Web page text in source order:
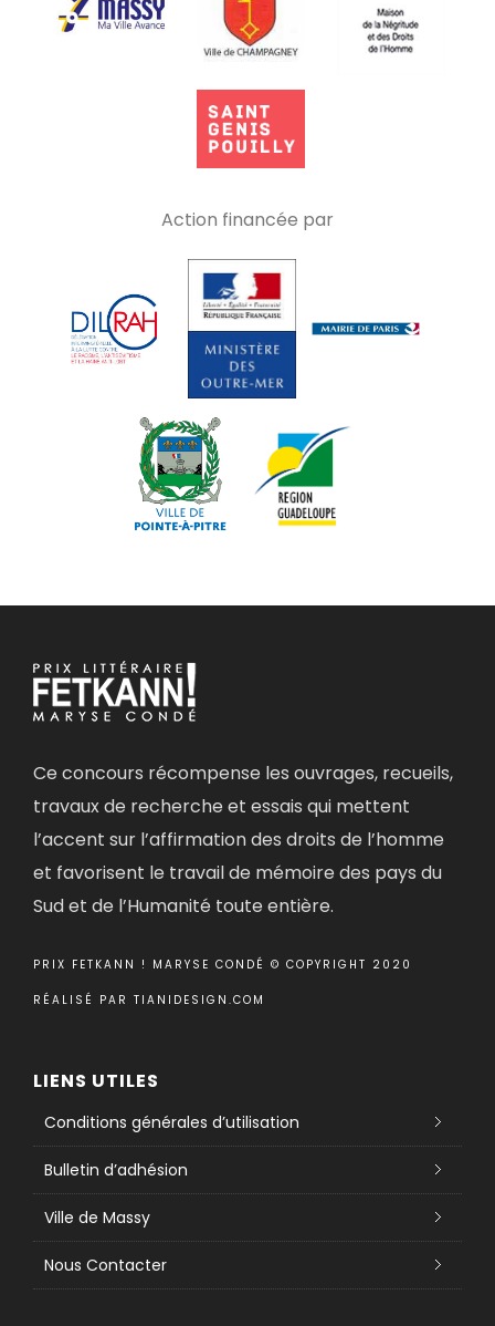
Action financée par
Ce concours récompense les ouvrages, recueils,
travaux de recherche et essais qui mettent
l’accent sur l’affirmation des droits de l’homme
et favorisent le travail de mémoire des pays du
Sud et de l’Humanité toute entière.
PRIX FETKANN ! MARYSE CONDÉ © COPYRIGHT 2020
RÉALISÉ PAR TIANIDESIGN.COM
LIENS UTILES
Conditions générales d’utilisation
Bulletin d’adhésion
Ville de Massy
Nous Contacter